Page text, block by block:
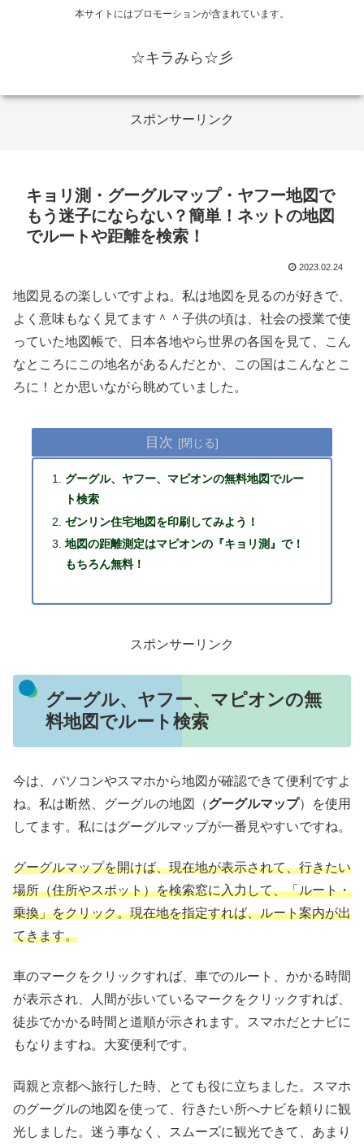
本サイトにはプロモーションが含まれています。
☆キラみら☆彡
スポンサーリンク
キョリ測・グーグルマップ・ヤフー地図で
もう迷子にならない？簡単！ネットの地図
でルートや距離を検索！
2023.02.24
地図見るの楽しいですよね。私は地図を見るのが好きで、
よく意味もなく見てます＾＾子供の頃は、社会の授業で使
っていた地図帳で、日本各地やら世界の各国を見て、こん
なところにこの地名があるんだとか、この国はこんなとこ
ろに！とか思いながら眺めていました。
目次
グーグル、ヤフー、マピオンの無料地図でルー
ト検索
ゼンリン住宅地図を印刷してみよう！
地図の距離測定はマピオンの『キョリ測』で！
もちろん無料！
スポンサーリンク
グーグル、ヤフー、マピオンの無
料地図でルート検索
今は、パソコンやスマホから地図が確認できて便利ですよ
ね。私は断然、グーグルの地図（グーグルマップ）を使用
してます。私にはグーグルマップが一番見やすいですね。
グーグルマップを開けば、現在地が表示されて、行きたい
場所（住所やスポット）を検索窓に入力して、「ルート・
乗換」をクリック。現在地を指定すれば、ルート案内が出
てきます。
車のマークをクリックすれば、車でのルート、かかる時間
が表示され、人間が歩いているマークをクリックすれば、
徒歩でかかる時間と道順が示されます。スマホだとナビに
もなりますね。大変便利です。
両親と京都へ旅行した時、とても役に立ちました。スマホ
のグーグルの地図を使って、行きたい所へナビを頼りに観
光しました。迷う事なく、スムーズに観光できて、あまり